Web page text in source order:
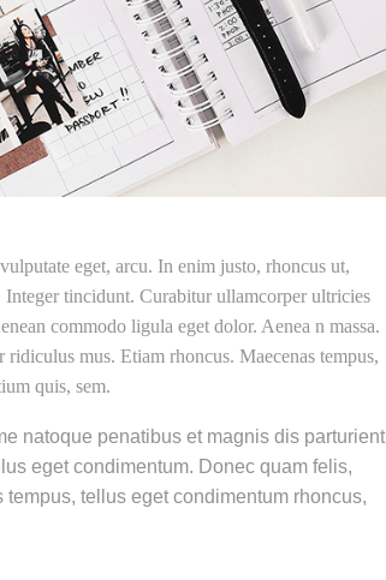
eget, arcu. In enim justo, rhoncus ut,
tincidunt. Curabitur ullamcorper ultricies
commodo ligula eget dolor. Aenea n massa.
mus. Etiam rhoncus. Maecenas tempus,
quis, sem.
natoque penatibus et magnis dis parturient
eget condimentum. Donec quam felis,
tellus eget condimentum rhoncus,